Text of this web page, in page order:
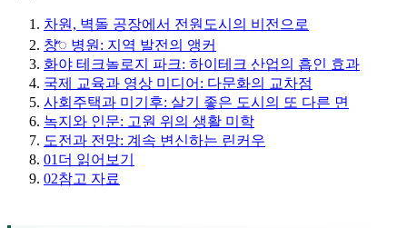
차원, 벽돌 공장에서 전원도시의 비전으로
창ꥐ 병원: 지역 발전의 앵커
화야 테크놀로지 파크: 하이테크 산업의 흡인 효과
국제 교육과 영상 미디어: 다문화의 교차점
사회주택과 미기후: 살기 좋은 도시의 또 다른 면
녹지와 인문: 고원 위의 생활 미학
도전과 전망: 계속 변신하는 린커우
01 더 읽어보기
02참고 자료